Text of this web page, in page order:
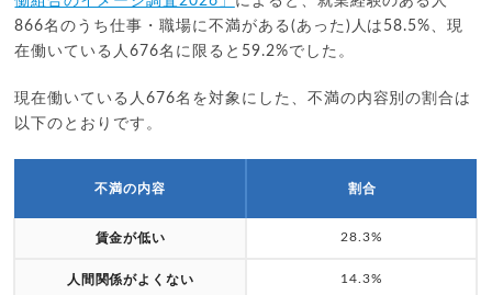
866名のうち仕事・職場に不満がある(あった)人は58.5%、現
在働いている人676名に限ると59.2%でした。
現在働いている人676名を対象にした、不満の内容別の割合は
以下のとおりです。
不満の内容 割合
賃金が低い 28.3%
人間関係がよくない 14.3%